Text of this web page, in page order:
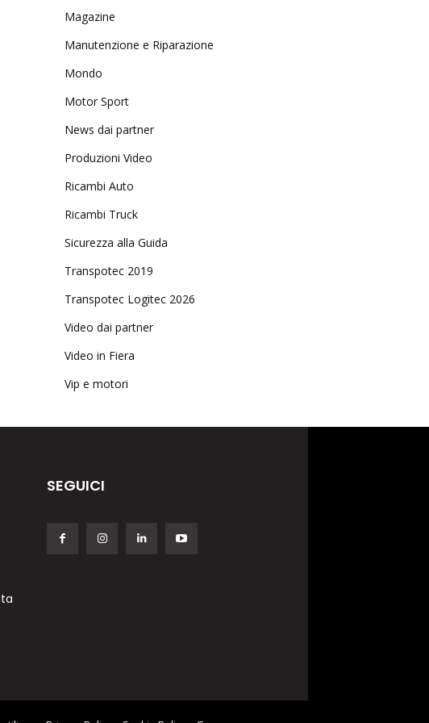
Magazine
Manutenzione e Riparazione
Mondo
Motor Sport
News dai partner
Produzioni Video
Ricambi Auto
Ricambi Truck
Sicurezza alla Guida
Transpotec 2019
Transpotec Logitec 2026
Video dai partner
Video in Fiera
Vip e motori
SEGUICI